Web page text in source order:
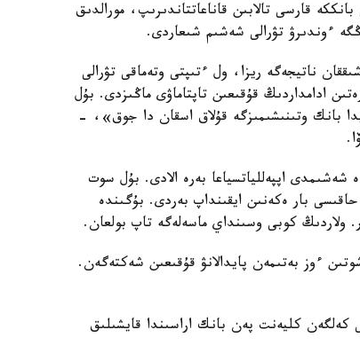
قارسى تالابىن قاناعاتتاندىرىپ، مورالدىق
ناتيجەگە ريزا، ول ءتىپتى وتەماقى تۋرالى
ادامداردىڭ قۇقىعىن تاپتاماۋى ماڭىزدى. بۇل
بانك وتىنىشىمىزگە قۇلاق اسقان دا جوق»، -
بانك قاجەت دەپ تاپسا، 2 اي ىشىندە شەشىمدى اپپەللياتسياعا بەرە الادى. بۇل سوت
بار ەكەنىن ايقىنداپ بەردى. بۇگىندە
ءوز بەتىمەن پايدالانۋ قۇقىعىن شەكتەگەن.
كەلگەن كليەنت پەن بانك اراسىندا قايشىلىق